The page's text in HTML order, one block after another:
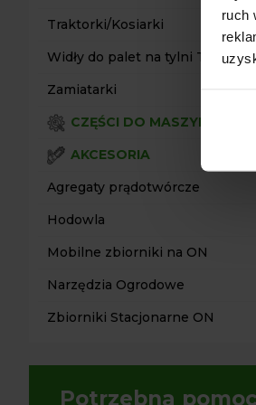
ruch
Traktorki/Kosiarki
Widły do palet na tylni TUZ
Zamiatarki
CZĘŚCI DO MASZYN
AKCESORIA
Agregaty prądotwórcze
Hodowla
Mobilne zbiorniki na ON
Narzędzia Ogrodowe
Zbiorniki Stacjonarne ON
Potrzebna